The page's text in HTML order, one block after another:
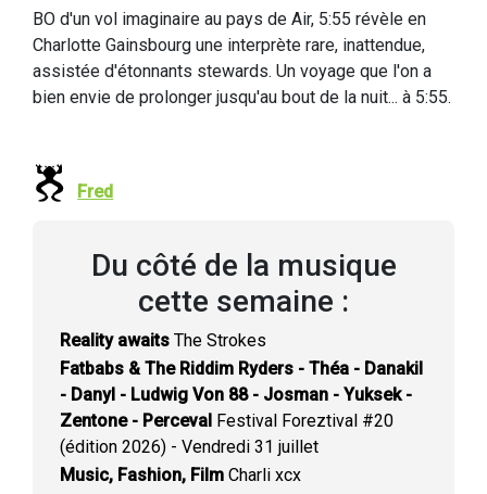
BO d'un vol imaginaire au pays de Air, 5:55 révèle en
Charlotte Gainsbourg une interprète rare, inattendue,
assistée d'étonnants stewards. Un voyage que l'on a
bien envie de prolonger jusqu'au bout de la nuit... à 5:55.
Fred
Du côté de la musique
cette semaine :
Reality awaits The Strokes
Fatbabs & The Riddim Ryders - Théa - Danakil
- Danyl - Ludwig Von 88 - Josman - Yuksek -
Zentone - Perceval Festival Foreztival #20
(édition 2026) - Vendredi 31 juillet
Music, Fashion, Film Charli xcx